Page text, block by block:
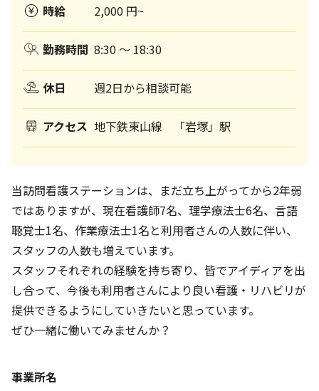
時給 2,000 円~
勤務時間 8:30 ～ 18:30
休日 週2日から相談可能
アクセス 地下鉄東山線 「岩塚」駅
当訪問看護ステーションは、まだ立ち上がってから2年弱
ではありますが、現在看護師7名、理学療法士6名、言語
聴覚士1名、作業療法士1名と利用者さんの人数に伴い、
スタッフの人数も増えています。
スタッフそれぞれの経験を持ち寄り、皆でアイディアを出
し合って、今後も利用者さんにより良い看護・リハビリが
提供できるようにしていきたいと思っています。
ぜひ一緒に働いてみませんか？
事業所名